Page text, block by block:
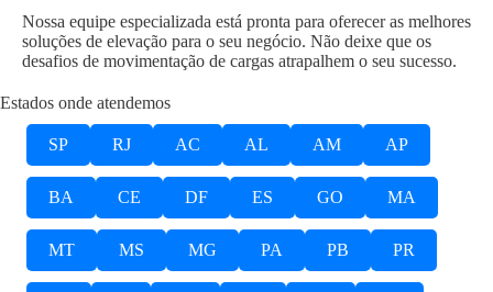
Nossa equipe especializada está pronta para oferecer as melhores
soluções de elevação para o seu negócio. Não deixe que os
desafios de movimentação de cargas atrapalhem o seu sucesso.
Estados onde atendemos
SP RJ AC AL AM AP
BA CE DF ES GO MA
MT MS MG PA PB PR